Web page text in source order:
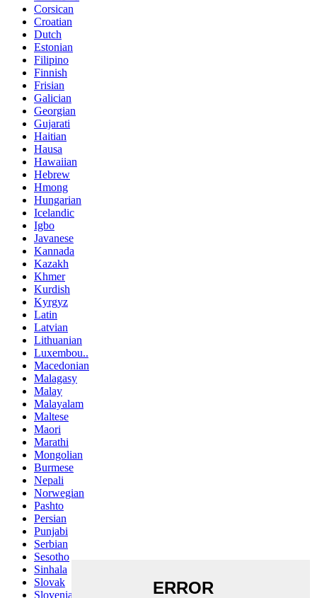
Corsican
Croatian
Dutch
Estonian
Filipino
Finnish
Frisian
Galician
Georgian
Gujarati
Haitian
Hausa
Hawaiian
Hebrew
Hmong
Hungarian
Icelandic
Igbo
Javanese
Kannada
Kazakh
Khmer
Kurdish
Kyrgyz
Latin
Latvian
Lithuanian
Luxembou..
Macedonian
Malagasy
Malay
Malayalam
Maltese
Maori
Marathi
Mongolian
Burmese
Nepali
Norwegian
Pashto
Persian
Punjabi
Serbian
Sesotho
Sinhala
Slovak
Slovenian